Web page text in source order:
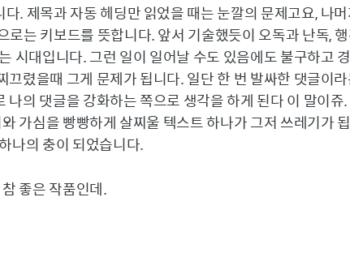
. 제목과 자동 헤딩만 읽었을 때는 눈깔의 문제고요, 나
로는 키보드를 뜻합니다. 앞서 기술했듯이 오독과 난독,
시대입니다. 그런 일이 일어날 수도 있음에도 불구하고
끄렸을때 그게 문제가 됩니다. 일단 한 번 발싸한 댓글이
나의 댓글을 강화하는 쪽으로 생각을 하게 된다 이 말이쥬
가심을 빵빵하게 살찌울 텍스트 하나가 그저 쓰레기가
나의 충이 되었습니다.
좋은 작품인데.